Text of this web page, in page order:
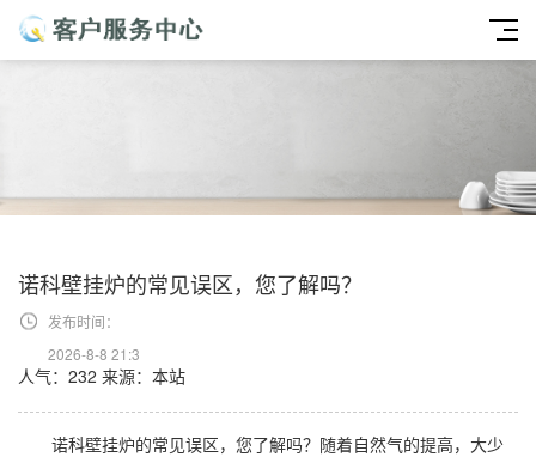
诺科壁挂炉的常见误区，您了解吗？
发布时间：
2026-8-8 21:3
人气：232 来源：本站
诺科壁挂炉的常见误区，您了解吗？随着自然气的提高，大少